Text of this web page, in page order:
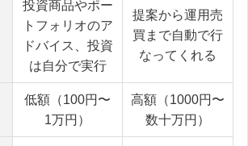
投資商品やポー
トフォリオのア
ドバイス、投資
は自分で実行
提案から運用売
買まで自動で行
なってくれる
低額（100円〜
1万円）
高額（1000円〜
数十万円）